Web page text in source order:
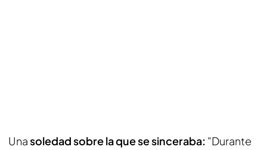
Unasoledad sobre la que se sinceraba: "Durante